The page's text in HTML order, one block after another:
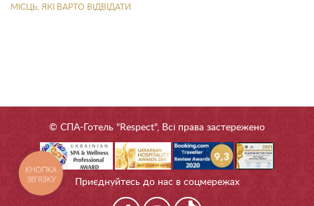
МІСЦЬ, ЯКІ ВАРТО ВІДВІДАТИ
© СПА-Готель "Respect", Всі права застережено
Приєднуйтесь до нас в соцмережах
КНОПКА
ЗВ'ЯЗКУ